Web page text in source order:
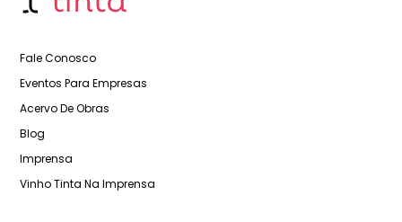
Fale Conosco
Eventos Para Empresas
Acervo De Obras
Blog
Imprensa
Vinho Tinta Na Imprensa